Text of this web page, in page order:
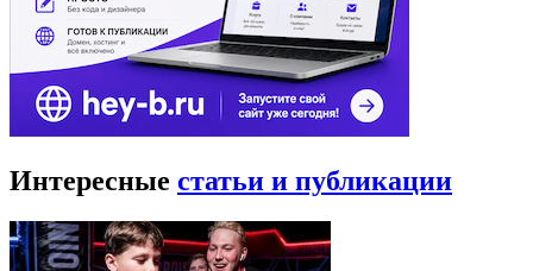
Интересные статьи и публикации